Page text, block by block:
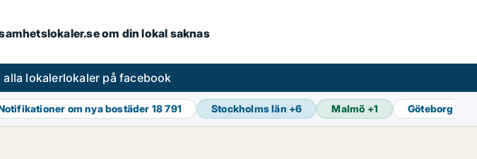
om din lokal saknas
alla lokalerlokaler på facebook
om nya bostäder 18 791 Stockholms län +6 Malmö +1 Göteborg